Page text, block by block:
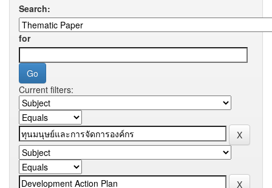
Search:
for
Current filters: